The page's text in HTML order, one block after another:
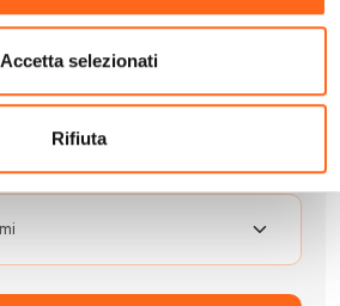
Accetta selezionati
Rifiuta